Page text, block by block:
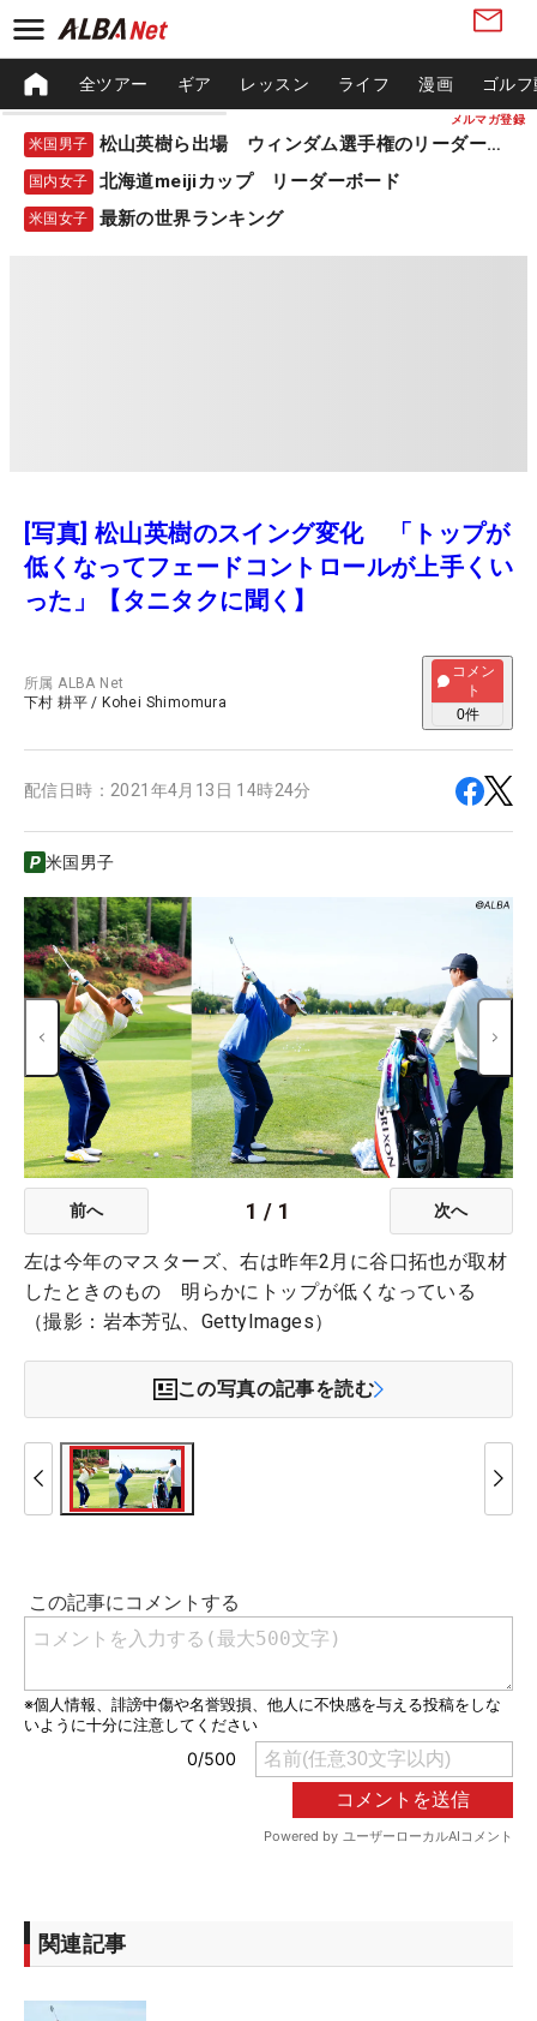
メルマガ登録
全ツアー ギア レッスン ライフ 漫画 ゴル
米国男子 松山英樹ら出場 ウィンダム選手権のリーダーボード
国内女子 北海道meijiカップ リーダーボード
米国女子 最新の世界ランキング
[写真] 松山英樹のスイング変化 「トップが
低くなってフェードコントロールが上手くい
った」【タニタクに聞く】
所属ALBA Net
下村 耕平 / Kohei Shimomura
コメン
ト
0件
配信日時： 2021年4月13日 14時24分
米国男子
前へ 1 / 1 次へ
左は今年のマスターズ、右は昨年2月に谷口拓也が取材
したときのもの 明らかにトップが低くなっている
（撮影：岩本芳弘、GettyImages）
この写真の記事を読む
関連記事